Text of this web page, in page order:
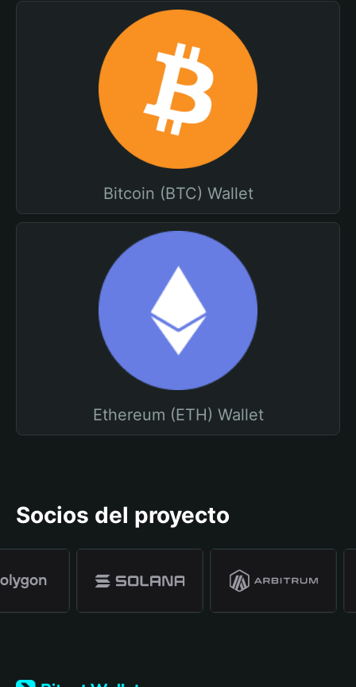
Bitcoin (BTC) Wallet
Ethereum (ETH) Wallet
Socios del proyecto